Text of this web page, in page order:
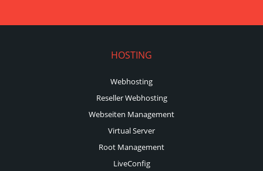
HOSTING
Webhosting
Reseller Webhosting
Webseiten Management
Virtual Server
Root Management
LiveConfig